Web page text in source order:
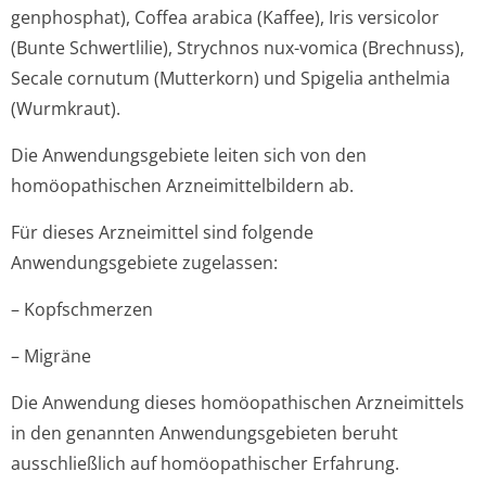
genphosphat), Coffea arabica (Kaffee), Iris versicolor
(Bunte Schwertlilie), Strychnos nux-vomica (Brechnuss),
Secale cornutum (Mutterkorn) und Spigelia anthelmia
(Wurmkraut).
Die Anwendungsgebiete leiten sich von den
homöopathischen Arzneimittelbil­dern ab.
Für dieses Arzneimittel sind folgende
Anwendungsgebiete zugelassen:
– Kopfschmerzen
– Migräne
Die Anwendung dieses homöopathischen Arzneimittels
in den genannten Anwendungsgebieten beruht
ausschließlich auf homöopathischer Erfahrung.